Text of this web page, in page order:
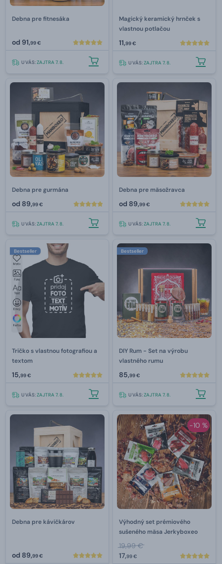
Debna pre fitnesáka
od 91,99 €
U VÁS:ZAJTRA 7. 8.
Magický keramický hrnček s
vlastnou potlačou
11,99 €
U VÁS:ZAJTRA 7. 8.
Debna pre gurmána
od 89,99 €
U VÁS:ZAJTRA 7. 8.
Debna pre mäsožravca
od 89,99 €
U VÁS:ZAJTRA 7. 8.
Bestseller
Tričko s vlastnou fotografiou a
textom
15,99 €
U VÁS:ZAJTRA 7. 8.
Bestseller
DIY Rum - Set na výrobu
vlastného rumu
85,99 €
U VÁS:ZAJTRA 7. 8.
Debna pre kávičkárov
od 89,99 €
-10 %
Výhodný set prémiového
sušeného mäsa Jerkyboxeo
19,99 €
17,99 €